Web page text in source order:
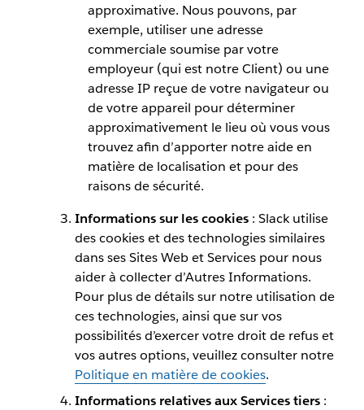
approximative. Nous pouvons, par
exemple, utiliser une adresse
commerciale soumise par votre
employeur (qui est notre Client) ou une
adresse IP reçue de votre navigateur ou
de votre appareil pour déterminer
approximativement le lieu où vous vous
trouvez afin d’apporter notre aide en
matière de localisation et pour des
raisons de sécurité.
Informations sur les cookies: Slack utilise
des cookies et des technologies similaires
dans ses Sites Web et Services pour nous
aider à collecter d’Autres Informations.
Pour plus de détails sur notre utilisation de
ces technologies, ainsi que sur vos
possibilités d’exercer votre droit de refus et
vos autres options, veuillez consulter notre
Politique en matière de cookies.
Informations relatives aux Services tiers: